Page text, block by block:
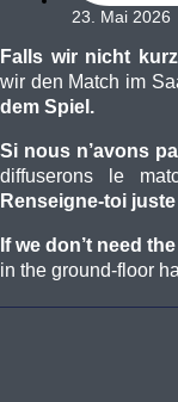
23. Mai 2026
Falls wir nicht
wir den Match im
dem Spiel.
Si nous n’avons
diffuserons le
Renseigne-toi
If we don’t need
in the ground-floor